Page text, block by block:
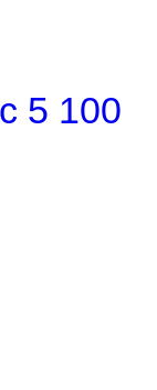
5 100